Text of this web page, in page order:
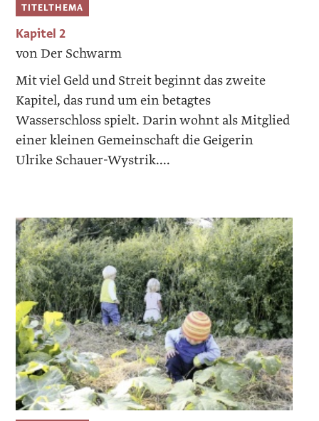
TITELTHEMA
Kapitel 2
von Der Schwarm
Mit viel Geld und Streit beginnt das zweite
Kapitel, das rund um ein betagtes
Wasserschloss spielt. Darin wohnt als Mitglied
einer kleinen Gemeinschaft die Geigerin
Ulrike Schauer-Wystrik....